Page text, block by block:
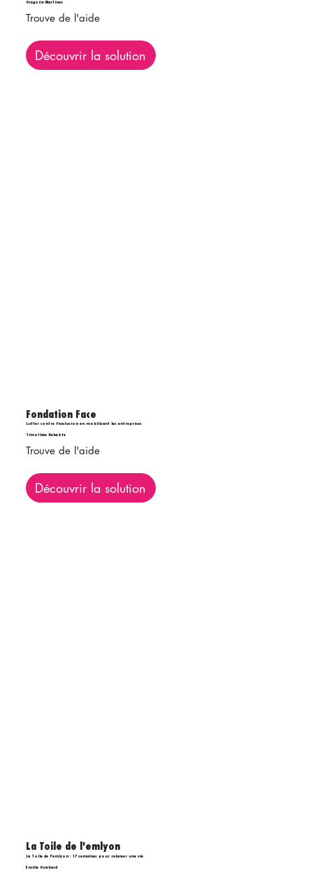
Gregoire Martinez
Trouve de l'aide
Découvrir la solution
Fondation Face
Lutter contre l’exclusion en mobilisant les entreprises
Timothée Delacôte
Trouve de l'aide
Découvrir la solution
La Toile de l'emlyon
La Toile de l’emlyon : 17 semaines pour relancer une vie
Emilie Guichard